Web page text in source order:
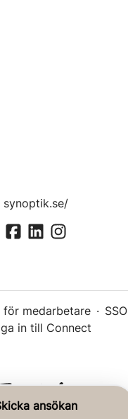
ansökan
synoptik.se/
för medarbetare · SSO
in till Connect
från Teamtailor